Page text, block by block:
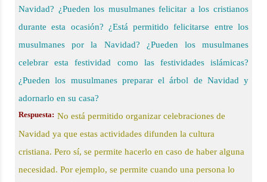
Navidad? ¿Pueden los musulmanes felicitar a los cristianos
durante esta ocasión? ¿Está permitido felicitarse entre los
musulmanes por la Navidad? ¿Pueden los musulmanes
celebrar esta festividad como las festividades islámicas?
¿Pueden los musulmanes preparar el árbol de Navidad y
adornarlo en su casa?
Respuesta: No está permitido organizar celebraciones de
Navidad ya que estas actividades difunden la cultura
cristiana. Pero sí, se permite hacerlo en caso de haber alguna
necesidad. Por ejemplo, se permite cuando una persona lo